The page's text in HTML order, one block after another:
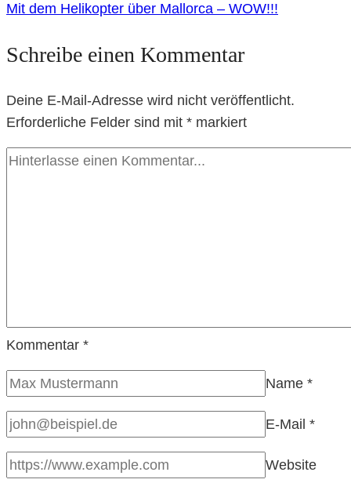
Mit dem Helikopter über Mallorca – WOW!!!
Schreibe einen Kommentar
Deine E-Mail-Adresse wird nicht veröffentlicht.
Erforderliche Felder sind mit * markiert
Kommentar *
Name *
E-Mail *
Website